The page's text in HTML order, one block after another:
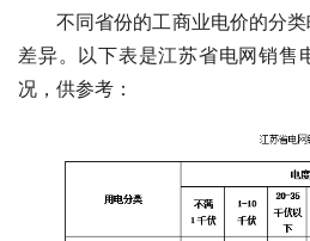
不同省份的工商业电价的分
差异。以下表是江苏省电网销售
况，供参考：